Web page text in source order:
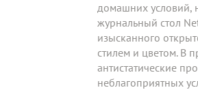
домашних условий,
журнальный стол
изысканного
стилем и цветом. В
антистатические
неблагоприятных